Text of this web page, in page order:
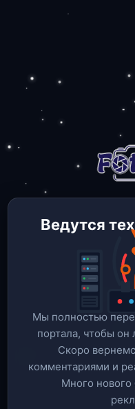
Ведутся
Мы полностью
портала, чтобы он
Скоро
комментариями и
Много нового